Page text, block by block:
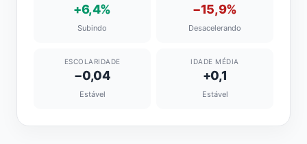
+6,4%
Subindo
−15,9%
Desacelerando
ESCOLARIDADE
−0,04
Estável
IDADE MÉDIA
+0,1
Estável